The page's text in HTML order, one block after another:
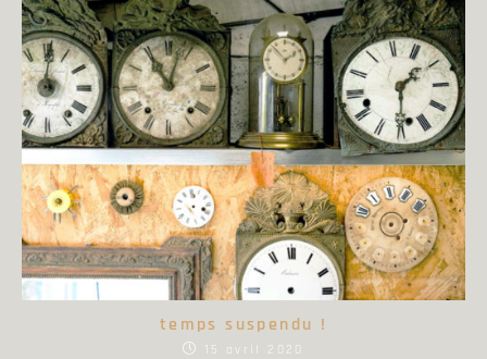
temps suspendu !
15 avril 2020